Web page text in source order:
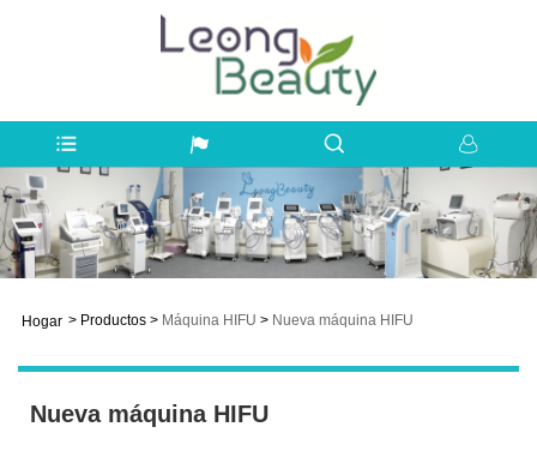
Hogar > Productos > Máquina HIFU > Nueva máquina HIFU
Nueva máquina HIFU